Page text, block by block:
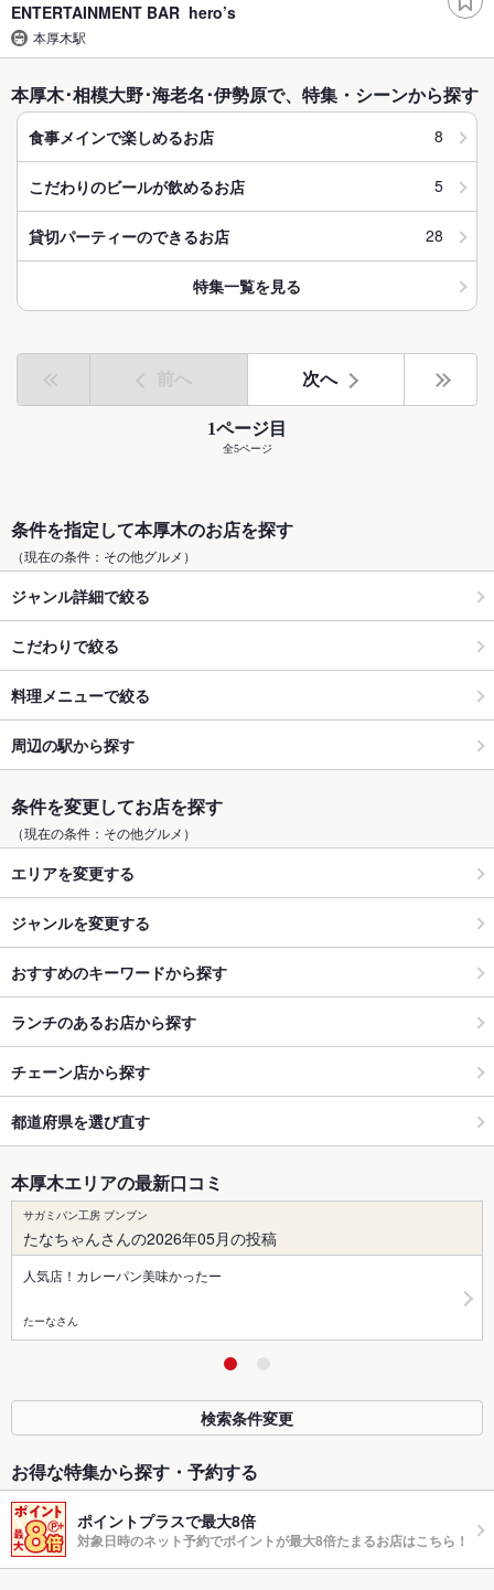
ENTERTAINMENT BAR hero’s
本厚木駅
本厚木･相模大野･海老名･伊勢原で、特集・シーンから探す
食事メインで楽しめるお店 8
こだわりのビールが飲めるお店 5
貸切パーティーのできるお店 28
特集一覧を見る
前へ 次へ
1ページ目
全5ページ
条件を指定して本厚木のお店を探す
（現在の条件：その他グルメ）
ジャンル詳細で絞る
こだわりで絞る
料理メニューで絞る
周辺の駅から探す
条件を変更してお店を探す
（現在の条件：その他グルメ）
エリアを変更する
ジャンルを変更する
おすすめのキーワードから探す
ランチのあるお店から探す
チェーン店から探す
都道府県を選び直す
本厚木エリアの最新口コミ
サガミパン工房 ブンブン
たなちゃんさんの2026年05月の投稿
人気店！カレーパン美味かったー
たーなさん
検索条件変更
お得な特集から探す・予約する
ポイントプラスで最大8倍
対象日時のネット予約でポイントが最大8倍たまるお店はこちら！